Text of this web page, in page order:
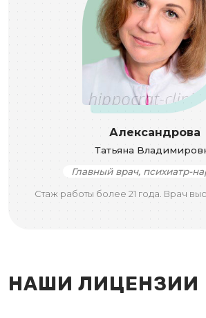
Александрова
Татьяна
Главный врач, психиатр-
Стаж работы более 21 года. Врач
НАШИ ЛИЦЕНЗИИ